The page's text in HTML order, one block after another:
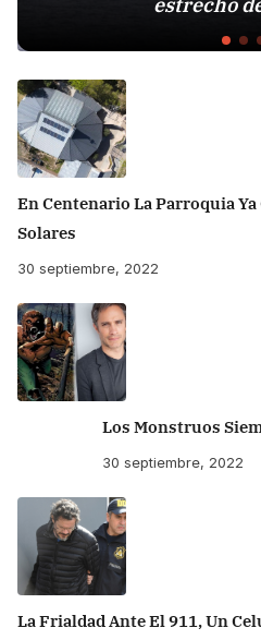
estrecho de Ormuz
En Centenario La Parroquia Ya
Solares
30 septiembre, 2022
Los Monstruos
30 septiembre, 2022
La Frialdad Ante El 911, Un